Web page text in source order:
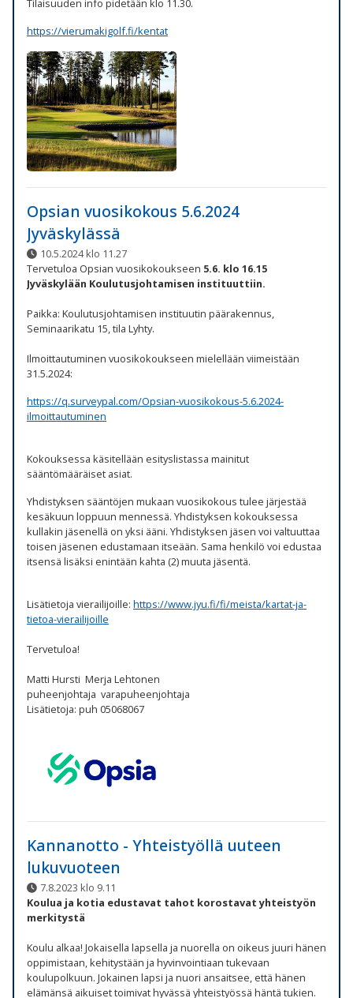
Tilaisuuden info pidetään klo 11.30.
https://vierumakigolf.fi/kentat
Opsian vuosikokous 5.6.2024
Jyväskylässä
10.5.2024 klo 11.27
Tervetuloa Opsian vuosikokoukseen 5.6. klo 16.15
Jyväskylään Koulutusjohtamisen instituuttiin.
Paikka: Koulutusjohtamisen instituutin päärakennus,
Seminaarikatu 15, tila Lyhty.
Ilmoittautuminen vuosikokoukseen mielellään viimeistään
31.5.2024:
https://q.surveypal.com/Opsian-vuosikokous-5.6.2024-
ilmoittautuminen
Kokouksessa käsitellään esityslistassa mainitut
sääntömääräiset asiat.
Yhdistyksen sääntöjen mukaan vuosikokous tulee järjestää
kesäkuun loppuun mennessä. Yhdistyksen kokouksessa
kullakin jäsenellä on yksi ääni. Yhdistyksen jäsen voi valtuuttaa
toisen jäsenen edustamaan itseään. Sama henkilö voi edustaa
itsensä lisäksi enintään kahta (2) muuta jäsentä.
Lisätietoja vierailijoille: https://www.jyu.fi/fi/meista/kartat-ja-
tietoa-vierailijoille
Tervetuloa!
Matti Hursti Merja Lehtonen
puheenjohtaja varapuheenjohtaja
Lisätietoja: puh 05068067
Kannanotto - Yhteistyöllä uuteen
lukuvuoteen
7.8.2023 klo 9.11
Koulua ja kotia edustavat tahot korostavat yhteistyön
merkitystä
Koulu alkaa! Jokaisella lapsella ja nuorella on oikeus juuri hänen
oppimistaan, kehitystään ja hyvinvointiaan tukevaan
koulupolkuun. Jokainen lapsi ja nuori ansaitsee, että hänen
elämänsä aikuiset toimivat hyvässä yhteistyössä häntä tukien.